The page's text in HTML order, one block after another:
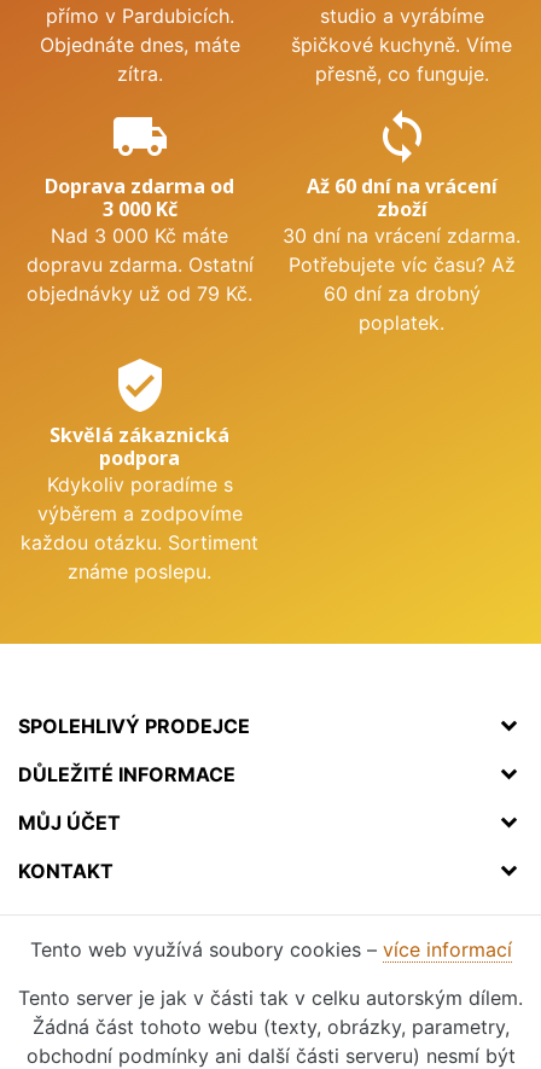
přímo v Pardubicích.
Objednáte dnes, máte
zítra.
studio a vyrábíme
špičkové kuchyně. Víme
přesně, co funguje.
local_shipping
Doprava zdarma od
3 000 Kč
Nad 3 000 Kč máte
dopravu zdarma. Ostatní
objednávky už od 79 Kč.
sync
Až 60 dní na vrácení
zboží
30 dní na vrácení zdarma.
Potřebujete víc času? Až
60 dní za drobný
poplatek.
verified_user
Skvělá zákaznická
podpora
Kdykoliv poradíme s
výběrem a zodpovíme
každou otázku. Sortiment
známe poslepu.
SPOLEHLIVÝ PRODEJCE
DŮLEŽITÉ INFORMACE
MŮJ ÚČET
KONTAKT
Tento web využívá soubory cookies – více informací
Tento server je jak v části tak v celku autorským dílem.
Žádná část tohoto webu (texty, obrázky, parametry,
obchodní podmínky ani další části serveru) nesmí být